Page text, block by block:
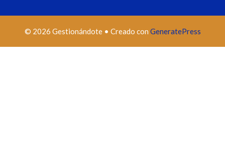
© 2026 Gestionándote• Creado con GeneratePress